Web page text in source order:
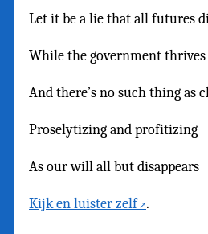
Let it be a lie that all futures
While the government
And there’s no such thing as
Proselytizing and profitizing
As our will all but disappears
Kijk en luister zelf .